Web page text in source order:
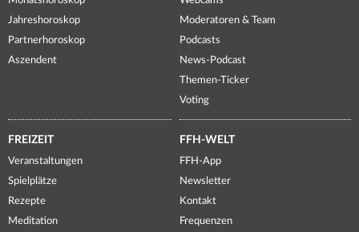
Jahreshoroskop
Partnerhoroskop
Aszendent
Moderatoren & Team
Podcasts
News-Podcast
Themen-Ticker
Voting
FREIZEIT
Veranstaltungen
Spielplätze
Rezepte
Meditation
FFH-WELT
FFH-App
Newsletter
Kontakt
Frequenzen